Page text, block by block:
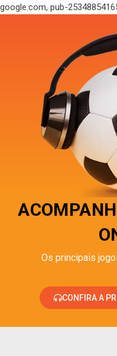
google.com, pub-
Os principais
CONFIRA A